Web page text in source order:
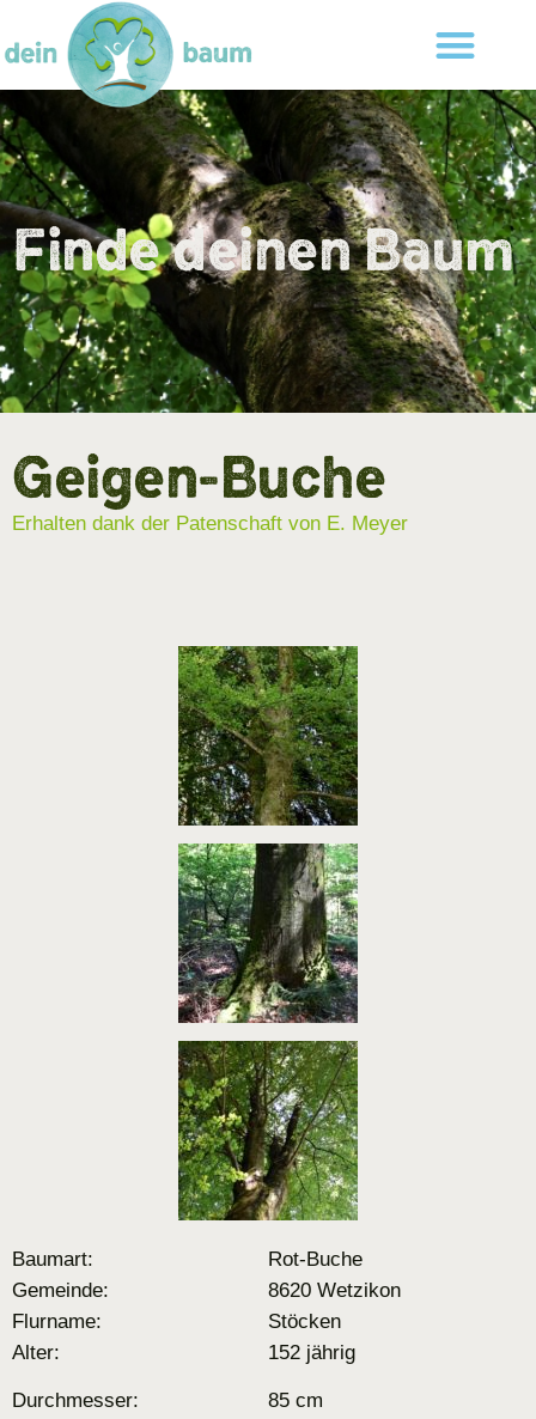
Finde deinen Baum
Geigen-Buche
Erhalten dank der Patenschaft von E. Meyer
Baumart:
Rot-Buche
Gemeinde:
8620 Wetzikon
Flurname:
Stöcken
Alter:
152 jährig
Durchmesser:
85 cm